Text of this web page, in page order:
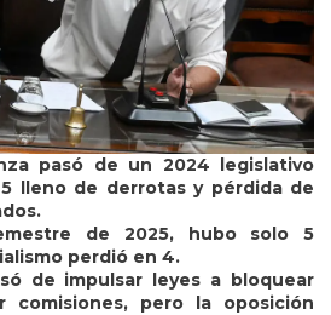
pasó de un 2024 legislativo
lleno de derrotas y pérdida de
de 2025, hubo solo 5
perdió en 4.
de impulsar leyes a bloquear
comisiones, pero la oposición